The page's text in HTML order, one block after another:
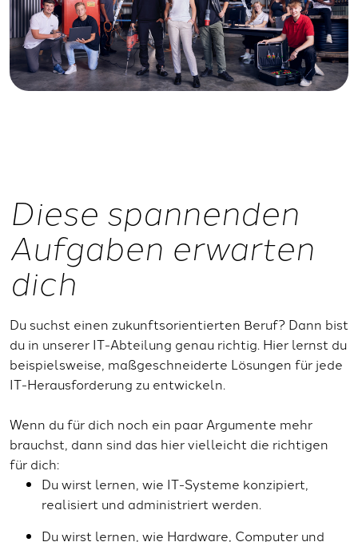
Diese spannenden
Aufgaben erwarten
dich
Du suchst einen zukunftsorientierten Beruf? Dann bist
du in unserer IT-Abteilung genau richtig. Hier lernst du
beispielsweise, maßgeschneiderte Lösungen für jede
IT-Herausforderung zu entwickeln.
Wenn du für dich noch ein paar Argumente mehr
brauchst, dann sind das hier vielleicht die richtigen
für dich:
Du wirst lernen, wie IT-Systeme konzipiert,
realisiert und administriert werden.
Du wirst lernen, wie Hardware, Computer und